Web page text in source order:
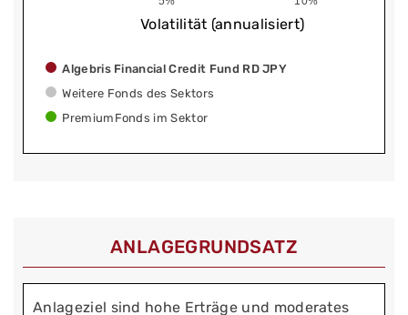
Volatilität (annualisiert)
Algebris Financial Credit Fund RD JPY
Weitere Fonds des Sektors
PremiumFonds im Sektor
ANLAGEGRUNDSATZ
Anlageziel sind hohe Erträge und moderates